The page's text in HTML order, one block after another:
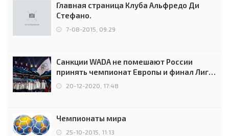
Главная страница Клуба Альфредо Ди
Стефано.
7-08-2015, 09:29
Санкции WADA не помешают России
принять чемпионат Европы и финал Лиги
чемпионов.
20-12-2020, 17:48
Чемпионаты мира
25-10-2015, 11:13